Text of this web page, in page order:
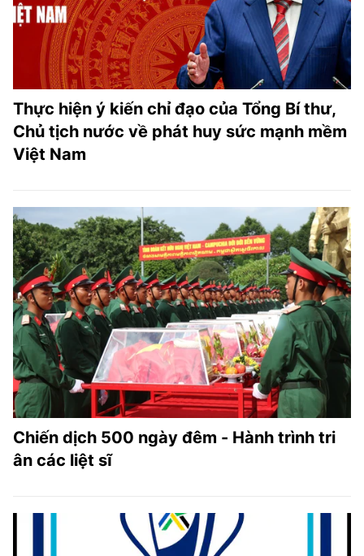
Thực hiện ý kiến chỉ đạo của Tổng Bí thư,
Chủ tịch nước về phát huy sức mạnh mềm
Việt Nam
Chiến dịch 500 ngày đêm - Hành trình tri
ân các liệt sĩ